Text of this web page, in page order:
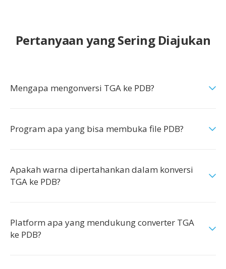
Pertanyaan yang Sering Diajukan
Mengapa mengonversi TGA ke PDB?
Program apa yang bisa membuka file PDB?
Apakah warna dipertahankan dalam konversi
TGA ke PDB?
Platform apa yang mendukung converter TGA
ke PDB?